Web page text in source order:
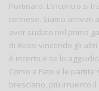
Portinaro. L’incontro si
torinese. Siamo arrivati
aver sudato nel primo
di Rossi vincendo gli
è incerto e se lo
Corso e Fato e le
bresciano, più irruento